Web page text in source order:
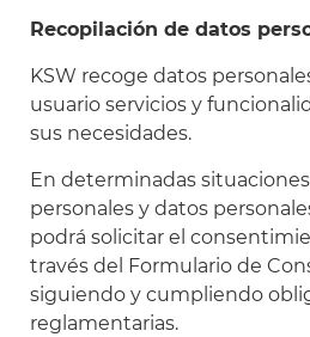
Recopilación de datos
KSW recoge datos
usuario servicios y
sus necesidades.
En determinadas
personales y datos
podrá solicitar el
través del Formulario de
siguiendo y cumpliendo
reglamentarias.